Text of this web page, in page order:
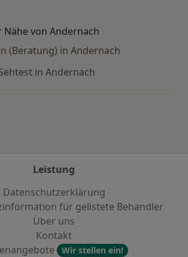
Nähe von Andernach
(Beratung) in Andernach
in Andernach
Leistung
Datenschutzerklärung
für gelistete Behandler
Über uns
Kontakt
Wir stellen ein!